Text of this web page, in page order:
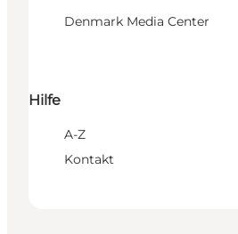
Denmark Media Center
Hilfe
A-Z
Kontakt